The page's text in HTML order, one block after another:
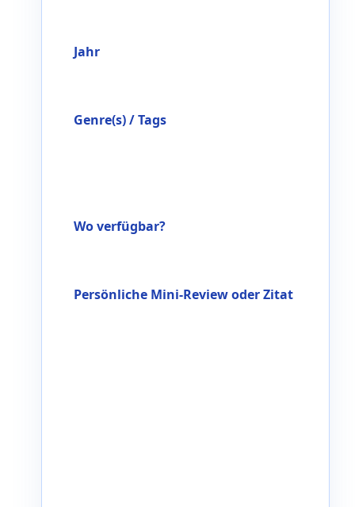
Jahr
Genre(s) / Tags
Wo verfügbar?
Persönliche Mini-Review oder Zitat